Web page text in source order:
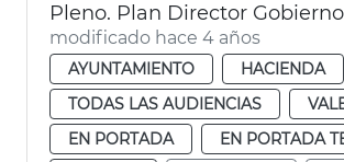
Pleno. Plan Director
modificado hace 4 años
AYUNTAMIENTO
HACIENDA
TODAS LAS AUDIENCIAS
EN PORTADA
EN PORTADA